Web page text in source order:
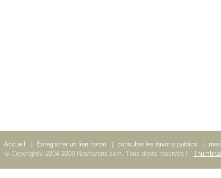
Accueil Enregistrer un lien favori consulter les favoris publics
© Copyright© 2004-2009 Nosfavoris.com. Tous droits réservés |